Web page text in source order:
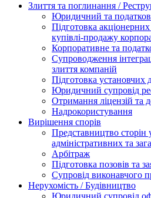
Злиття та поглинання /
Юридичний та
Підготовка
купівлі-продажу
Корпоративне та
Супроводження
злиття компаній
Підготовка установчих
Юридичний супровід
Отримання ліцензій та
Надрокористування
Вирішення спорів
Представництво сторін
адміністративних та
Арбітраж
Підготовка позовів та
Супровід виконавчого
Нерухомість / Будівництво
Юридичний супровід